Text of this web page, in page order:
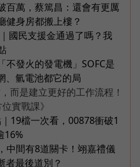
百萬，蔡篤昌：還會有更厲
健身房都搬上樓？
國民支援金通過了嗎？我
不發火的發電機」SOFC是
、氫電池都它的局
而是建立更好的工作流程！
實戰課》
19檔一次看，00878衝破1
16%
中間有8道關卡！翊嘉禮儀
者最後道別？